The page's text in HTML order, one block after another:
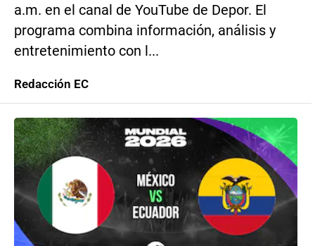
a.m. en el canal de YouTube de Depor. El
programa combina información, análisis y
entretenimiento con l...
Redacción EC